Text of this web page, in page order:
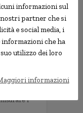
senza
Serve
giusti,
i
informazioni sul
partner che si
e social media, i
che ha
utilizzo dei loro
informazioni